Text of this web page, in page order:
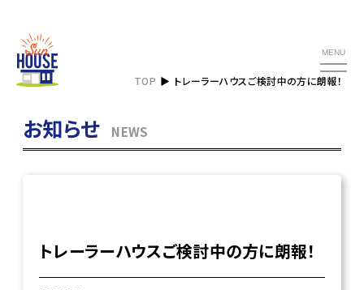
MENU
TOP トレーラーハウスご検討中の方に朗報！
お知らせ NEWS
トレーラーハウスご検討中の方に朗報！